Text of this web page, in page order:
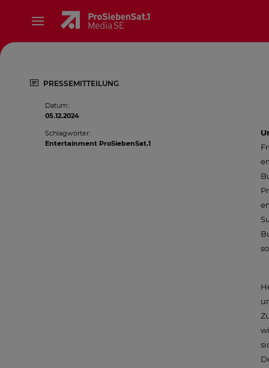
PRESSEMITTEILUNG
Datum:
05.12.2024
Schlagwörter:
Entertainment ProSiebenSat.1